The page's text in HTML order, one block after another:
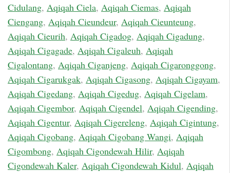
Cidulang, Aqiqah Ciela, Aqiqah Ciemas, Aqiqah
Ciengang, Aqiqah Cieundeur, Aqiqah Cieunteung,
Aqiqah Cieurih, Aqiqah Cigadog, Aqiqah Cigadung,
Aqiqah Cigagade, Aqiqah Cigaleuh, Aqiqah
Cigalontang, Aqiqah Ciganjeng, Aqiqah Cigaronggong,
Aqiqah Cigarukgak, Aqiqah Cigasong, Aqiqah Cigayam,
Aqiqah Cigedang, Aqiqah Cigedug, Aqiqah Cigelam,
Aqiqah Cigembor, Aqiqah Cigendel, Aqiqah Cigending,
Aqiqah Cigentur, Aqiqah Cigereleng, Aqiqah Cigintung,
Aqiqah Cigobang, Aqiqah Cigobang Wangi, Aqiqah
Cigombong, Aqiqah Cigondewah Hilir, Aqiqah
Cigondewah Kaler, Aqiqah Cigondewah Kidul, Aqiqah